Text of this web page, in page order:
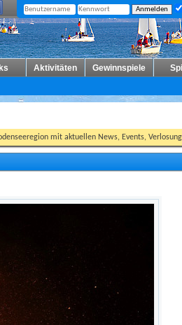
Aktivitäten Gewinnspiele
mit aktuellen News, Events,